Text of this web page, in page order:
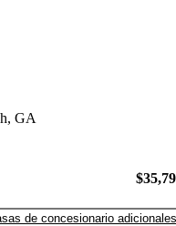
GA
de concesionario adicionales